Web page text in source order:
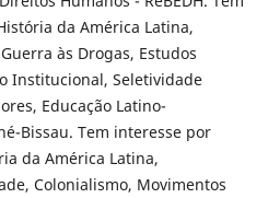
da América Latina,
às Drogas, Estudos
Institucional, Seletividade
Educação Latino-
Bissau. Tem interesse por
da América Latina,
Colonialismo, Movimentos